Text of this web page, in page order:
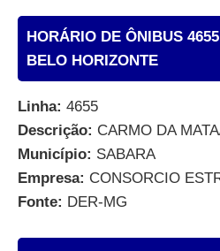
HORÁRIO DE ÔNIBUS
BELO HORIZONTE
Linha: 4655
Descrição: CARMO DA
Município: SABARA
Empresa: CONSORCIO
Fonte: DER-MG